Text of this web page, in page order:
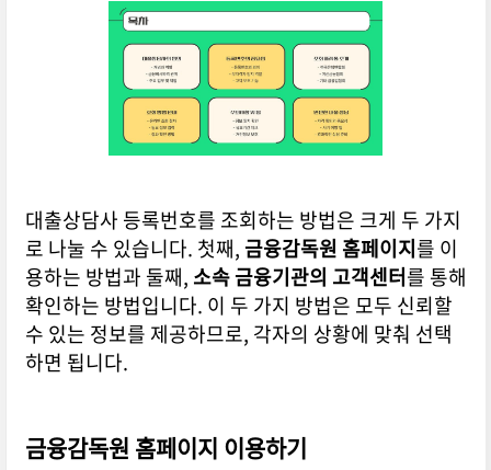
대출상담사 등록번호를 조회하는 방법은 크게 두 가지
로 나눌 수 있습니다. 첫째, 금융감독원 홈페이지를 이
용하는 방법과 둘째, 소속 금융기관의 고객센터를 통해
확인하는 방법입니다. 이 두 가지 방법은 모두 신뢰할
수 있는 정보를 제공하므로, 각자의 상황에 맞춰 선택
하면 됩니다.
금융감독원 홈페이지 이용하기